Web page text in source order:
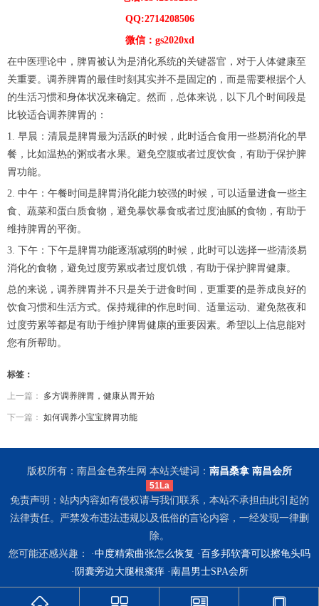
QQ:2714208506
微信：gs2020xd
在中医理论中，脾胃被认为是消化系统的关键器官，对于人体健康至
关重要。调养脾胃的最佳时刻其实并不是固定的，而是需要根据个人
的生活习惯和身体状况来确定。然而，总体来说，以下几个时间段是
比较适合调养脾胃的：
1. 早晨：清晨是脾胃最为活跃的时候，此时适合食用一些易消化的早
餐，比如温热的粥或者水果。避免空腹或者过度饮食，有助于保护脾
胃功能。
2. 中午：午餐时间是脾胃消化能力较强的时候，可以适量进食一些主
食、蔬菜和蛋白质食物，避免暴饮暴食或者过度油腻的食物，有助于
维持脾胃的平衡。
3. 下午：下午是脾胃功能逐渐减弱的时候，此时可以选择一些清淡易
消化的食物，避免过度劳累或者过度饥饿，有助于保护脾胃健康。
总的来说，调养脾胃并不只是关于进食时间，更重要的是养成良好的
饮食习惯和生活方式。保持规律的作息时间、适量运动、避免熬夜和
过度劳累等都是有助于维护脾胃健康的重要因素。希望以上信息能对
您有所帮助。
标签：
上一篇： 多方调养脾胃，健康从胃开始
下一篇： 如何调养小宝宝脾胃功能
版权所有：南昌金色养生网 本站关键词： 南昌桑拿 南昌会所
51La
免责声明：站内内容如有侵权请与我们联系，本站不承担由此引起的
法律责任。严禁发布违法违规以及低俗的言论内容，一经发现一律删
除。
您可能还感兴趣： ·中度精索曲张怎么恢复 ·百多邦软膏可以擦龟头吗
· 阴囊旁边大腿根瘙痒·南昌男士SPA会所